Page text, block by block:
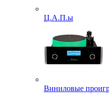
Ц.А.П.ы
Виниловые